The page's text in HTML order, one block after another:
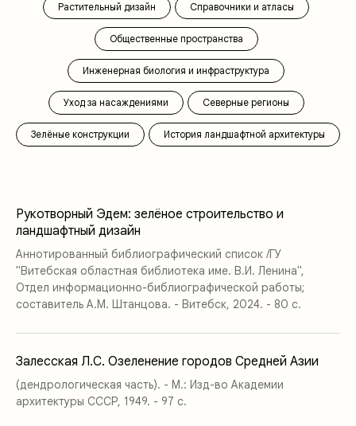
Растительный дизайн Справочники и атласы
Общественные пространства
Инженерная биология и инфраструктура
Уход за насаждениями Северные регионы
Зелёные конструкции История ландшафтной архитектуры
Рукотворный Эдем: зелёное строительство и
ландшафтный дизайн
Аннотированный библиографический список /ГУ
"Витебская областная библиотека име. В.И. Ленина",
Отдел информационно-библиографической работы;
cоставитель А.М. Штанцова. - Витебск, 2024. - 80 с.
Залесская Л.С. Озеленение городов Средней Азии
(дендрологическая часть). - М.: Изд-во Академии
архитектуры СССР, 1949. - 97 с.